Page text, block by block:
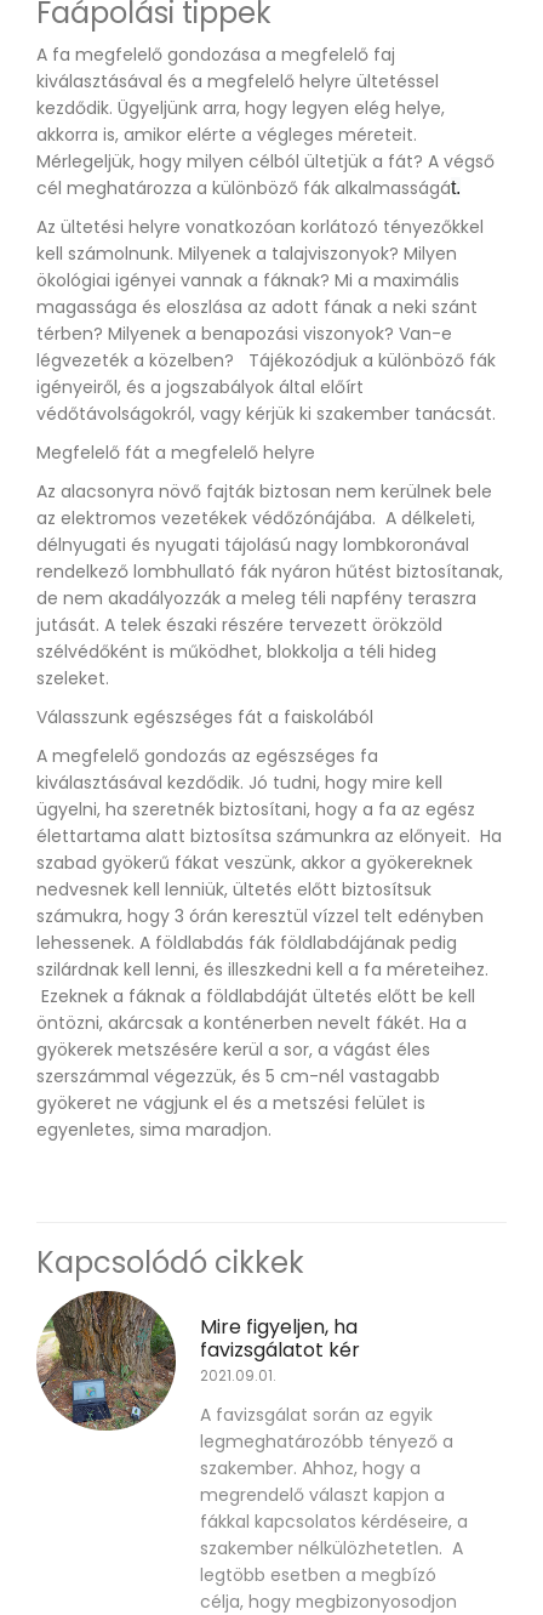
Faápolási tippek
A fa megfelelő gondozása a megfelelő faj
kiválasztásával és a megfelelő helyre ültetéssel
kezdődik. Ügyeljünk arra, hogy legyen elég helye,
akkorra is, amikor elérte a végleges méreteit.
Mérlegeljük, hogy milyen célból ültetjük a fát? A végső
cél meghatározza a különböző fák alkalmasságát.
Az ültetési helyre vonatkozóan korlátozó tényezőkkel
kell számolnunk. Milyenek a talajviszonyok? Milyen
ökológiai igényei vannak a fáknak? Mi a maximális
magassága és eloszlása ​​az adott fának a neki szánt
térben? Milyenek a benapozási viszonyok? Van-e
légvezeték a közelben? Tájékozódjuk a különböző fák
igényeiről, és a jogszabályok által előírt
védőtávolságokról, vagy kérjük ki szakember tanácsát.
Megfelelő fát a megfelelő helyre
Az alacsonyra növő fajták biztosan nem kerülnek bele
az elektromos vezetékek védőzónájába. A délkeleti,
délnyugati és nyugati tájolású nagy lombkoronával
rendelkező lombhullató fák nyáron hűtést biztosítanak,
de nem akadályozzák a meleg téli napfény teraszra
jutását. A telek északi részére tervezett örökzöld
szélvédőként is működhet, blokkolja a téli hideg
szeleket.
Válasszunk egészséges fát a faiskolából
A megfelelő gondozás az egészséges fa
kiválasztásával kezdődik. Jó tudni, hogy mire kell
ügyelni, ha szeretnék biztosítani, hogy a fa az egész
élettartama alatt biztosítsa számunkra az előnyeit. Ha
szabad gyökerű fákat veszünk, akkor a gyökereknek
nedvesnek kell lenniük, ültetés előtt biztosítsuk
számukra, hogy 3 órán keresztül vízzel telt edényben
lehessenek. A földlabdás fák földlabdájának pedig
szilárdnak kell lenni, és illeszkedni kell a fa méreteihez.
Ezeknek a fáknak a földlabdáját ültetés előtt be kell
öntözni, akárcsak a konténerben nevelt fákét. Ha a
gyökerek metszésére kerül a sor, a vágást éles
szerszámmal végezzük, és 5 cm-nél vastagabb
gyökeret ne vágjunk el és a metszési felület is
egyenletes, sima maradjon.
Kapcsolódó cikkek
Mire figyeljen, ha
favizsgálatot kér
2021.09.01.
A favizsgálat során az egyik
legmeghatározóbb tényező a
szakember. Ahhoz, hogy a
megrendelő választ kapjon a
fákkal kapcsolatos kérdéseire, a
szakember nélkülözhetetlen. A
legtöbb esetben a megbízó
célja, hogy megbizonyosodjon